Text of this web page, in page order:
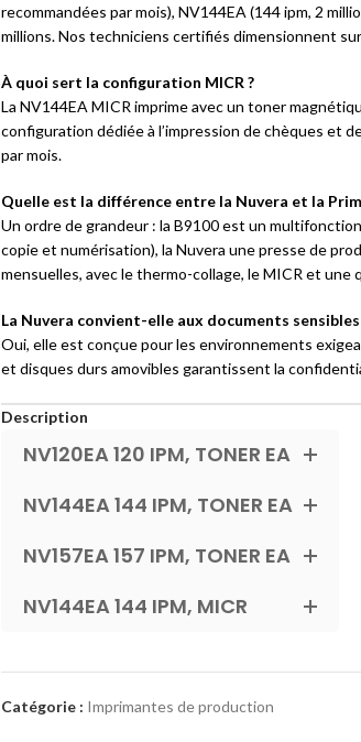
recommandées par mois), NV144EA (144 ipm, 2
millions. Nos techniciens certifiés dimensionnent
À quoi sert la configuration MICR ?
La NV144EA MICR imprime avec un toner
configuration dédiée à l’impression de chèques et
par mois.
Quelle est la différence entre la Nuvera et la
Un ordre de grandeur : la B9100 est un
copie et numérisation), la Nuvera une presse de
mensuelles, avec le thermo-collage, le MICR et
La Nuvera convient-elle aux documents sensibles
Oui, elle est conçue pour les environnements
et disques durs amovibles garantissent la
Description
NV120EA 120 IPM, TONER EA
NV144EA 144 IPM, TONER EA
NV157EA 157 IPM, TONER EA
NV144EA 144 IPM, MICR
Catégorie : Imprimantes de production